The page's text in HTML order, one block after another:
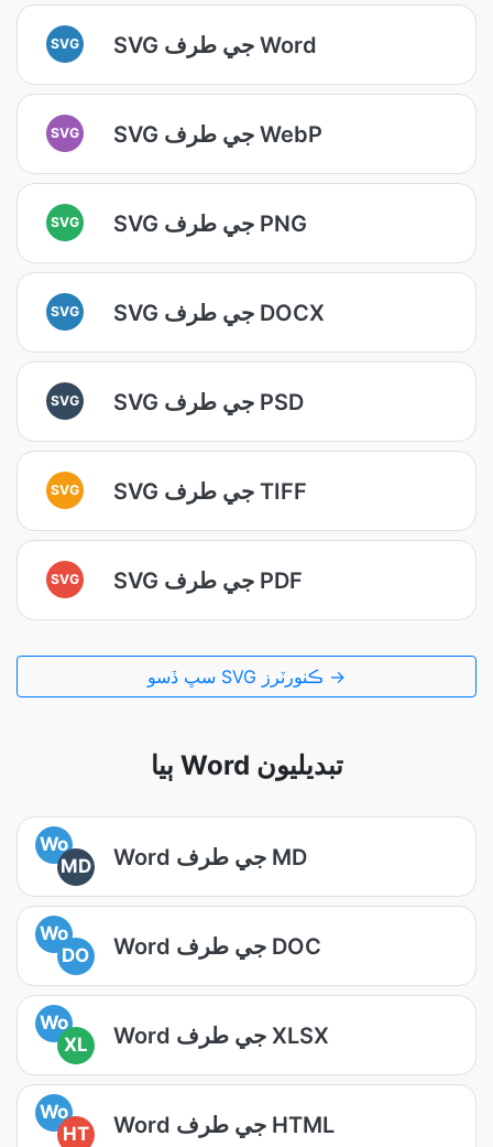
SVG SVG جي طرف Word
SVG SVG جي طرف WebP
SVG SVG جي طرف PNG
SVG SVG جي طرف DOCX
SVG SVG جي طرف PSD
SVG SVG جي طرف TIFF
SVG SVG جي طرف PDF
سڀ ڏسو SVG ڪنورٽرز →
ٻيا Word تبديليون
Wo
MD
Word جي طرف MD
Wo
DO
Word جي طرف DOC
Wo
XL
Word جي طرف XLSX
Wo
HT
Word جي طرف HTML